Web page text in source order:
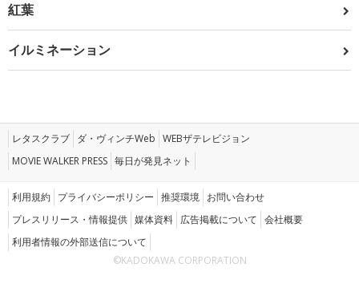
紅葉
イルミネーション
レタスクラブ ダ・ヴィンチWeb WEBザテレビジョン
MOVIE WALKER PRESS 毎日が発見ネット
利用規約 プライバシーポリシー 推奨環境 お問い合わせ
プレスリリース・情報提供 媒体資料 広告掲載について 会社概要
利用者情報の外部送信について
©KADOKAWA CORPORATION